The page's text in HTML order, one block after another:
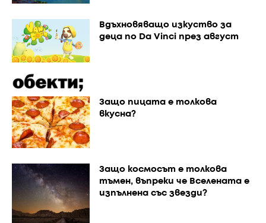
Вдъхновяващо изкуство за
деца по Da Vinci през август
Защо пицата е толкова
вкусна?
Защо космосът е толкова
тъмен, въпреки че Вселената е
изпълнена със звезди?